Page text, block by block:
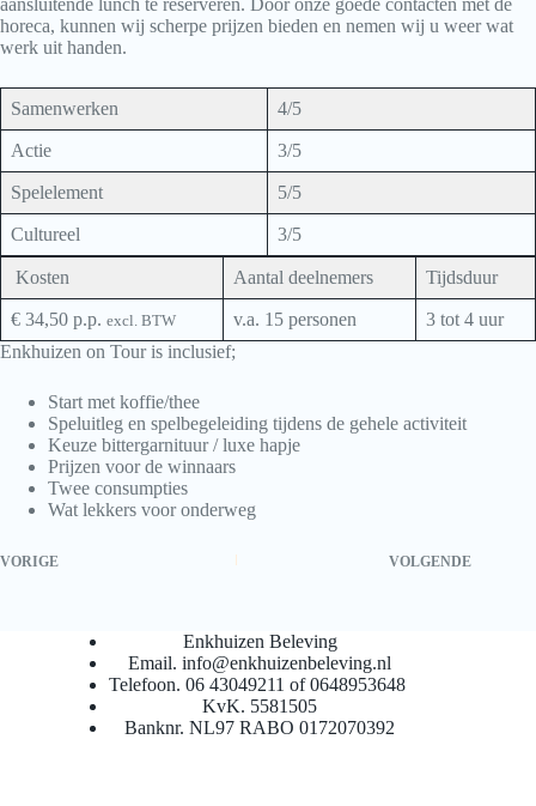
horeca, kunnen wij scherpe prijzen bieden en nemen wij u weer wat
werk uit handen.
Samenwerken 4/5
Actie 3/5
Spelelement 5/5
Cultureel 3/5
Kosten Aantal deelnemers Tijdsduur
€ 34,50 p.p. excl. BTW v.a. 15 personen
3 tot 4 uur
Enkhuizen on Tour is inclusief;
Start met koffie/thee
Speluitleg en spelbegeleiding tijdens de gehele activiteit
Keuze bittergarnituur / luxe hapje
Prijzen voor de winnaars
Twee consumpties
Wat lekkers voor onderweg
VORIGE VOLGENDE
Enkhuizen Beleving
Email. info@enkhuizenbeleving.nl
Telefoon. 06 43049211 of 0648953648
KvK. 5581505
Banknr. NL97 RABO 0172070392